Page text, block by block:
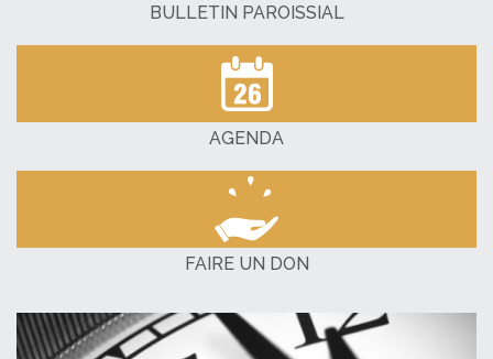
BULLETIN PAROISSIAL
AGENDA
FAIRE UN DON